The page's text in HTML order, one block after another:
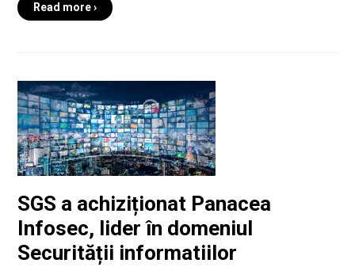
Read more ›
SGS a achiziționat Panacea
Infosec, lider în domeniul
Securității informatiilor